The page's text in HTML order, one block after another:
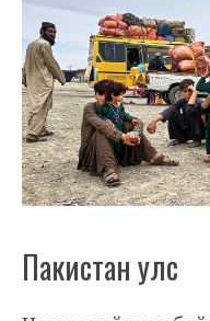
Пакистан улс